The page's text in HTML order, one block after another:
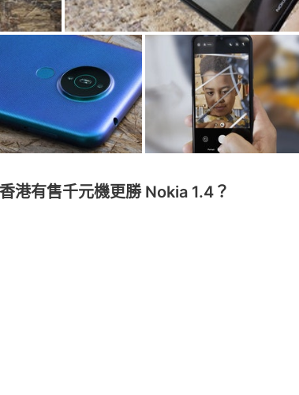
有售千元機更勝 Nokia 1.4？